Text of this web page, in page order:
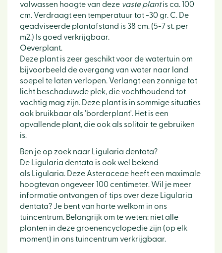
volwassen hoogte van deze vaste plantis ca. 100
cm. Verdraagt een temperatuur tot -30 gr. C. De
geadviseerde plantafstand is 38 cm. (5-7 st. per
m2.) Is goed verkrijgbaar.
Oeverplant.
Deze plant is zeer geschikt voor de watertuin om
bijvoorbeeld de overgang van water naar land
soepel te laten verlopen. Verlangt een zonnige tot
licht beschaduwde plek, die vochthoudend tot
vochtig mag zijn. Deze plant is in sommige situaties
ook bruikbaar als 'borderplant'. Het is een
opvallende plant, die ook als solitair te gebruiken
is.
Ben je op zoek naar Ligularia dentata?
De Ligularia dentata is ook wel bekend
als Ligularia. Deze Asteraceae heeft een maximale
hoogtevan ongeveer 100 centimeter. Wil je meer
informatie ontvangen of tips over deze Ligularia
dentata? Je bent van harte welkom in ons
tuincentrum. Belangrijk om te weten: niet alle
planten in deze groenencyclopedie zijn (op elk
moment) in ons tuincentrum verkrijgbaar.